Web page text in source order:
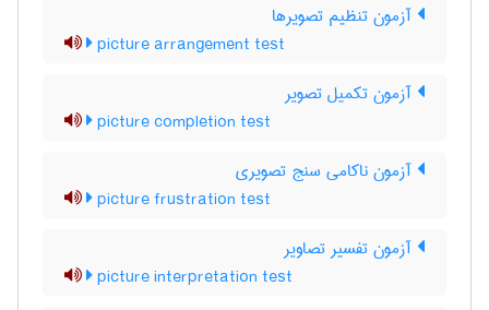
آزمون تنظیم تصویرها
picture arrangement test
آزمون تکمیل تصویر
picture completion test
آزمون ناکامی سنج تصویری
picture frustration test
آزمون تفسیر تصاویر
picture interpretation test